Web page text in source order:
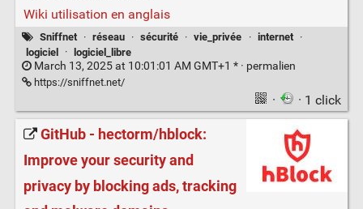
Wiki utilisation en anglais
Sniffnet · réseau · sécurité · vie_privée · internet
·
logiciel
· logiciel_libre
March 13, 2025 at 10:01:01 AM GMT+1 * · permalien
https://sniffnet.net/
· · 1 click
GitHub - hectorm/hblock:
Improve your security and
privacy by blocking ads, tracking